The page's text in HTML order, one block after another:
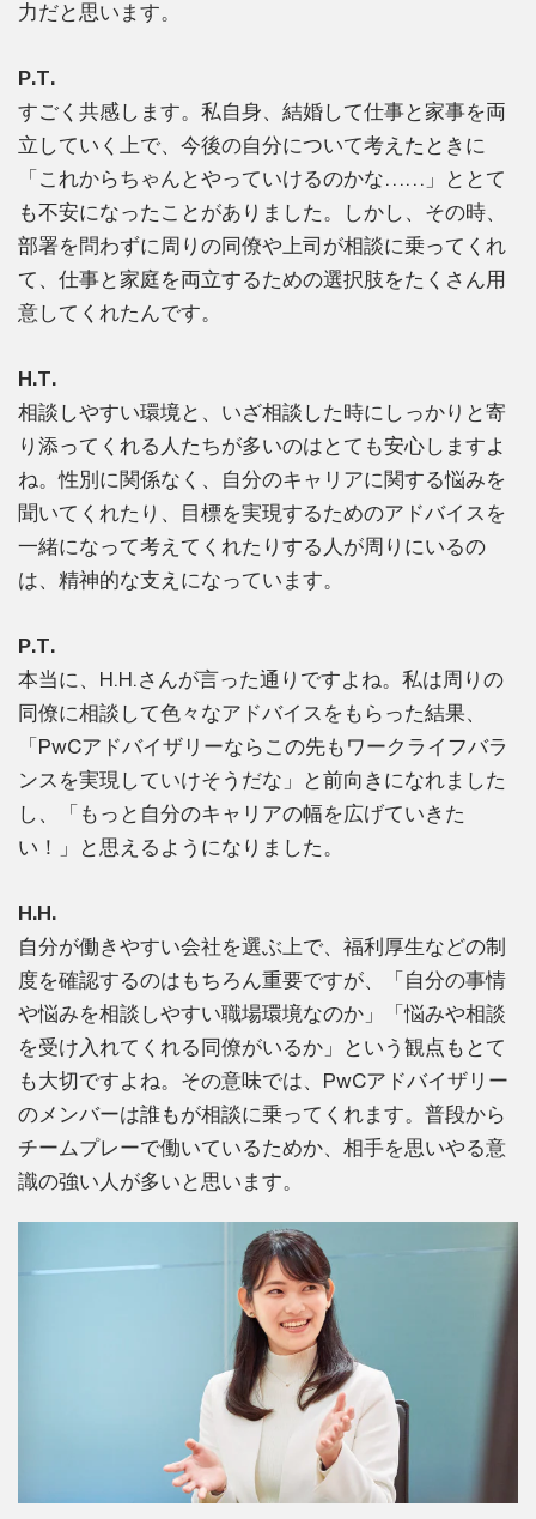
力だと思います。
P.T.
すごく共感します。私自身、結婚して仕事と家事を両
立していく上で、今後の自分について考えたときに
「これからちゃんとやっていけるのかな……」ととて
も不安になったことがありました。しかし、その時、
部署を問わずに周りの同僚や上司が相談に乗ってくれ
て、仕事と家庭を両立するための選択肢をたくさん用
意してくれたんです。
H.T.
相談しやすい環境と、いざ相談した時にしっかりと寄
り添ってくれる人たちが多いのはとても安心しますよ
ね。性別に関係なく、自分のキャリアに関する悩みを
聞いてくれたり、目標を実現するためのアドバイスを
一緒になって考えてくれたりする人が周りにいるの
は、精神的な支えになっています。
P.T.
本当に、H.H.さんが言った通りですよね。私は周りの
同僚に相談して色々なアドバイスをもらった結果、
「PwCアドバイザリーならこの先もワークライフバラ
ンスを実現していけそうだな」と前向きになれました
し、「もっと自分のキャリアの幅を広げていきた
い！」と思えるようになりました。
H.H.
自分が働きやすい会社を選ぶ上で、福利厚生などの制
度を確認するのはもちろん重要ですが、「自分の事情
や悩みを相談しやすい職場環境なのか」「悩みや相談
を受け入れてくれる同僚がいるか」という観点もとて
も大切ですよね。その意味では、PwCアドバイザリー
のメンバーは誰もが相談に乗ってくれます。普段から
チームプレーで働いているためか、相手を思いやる意
識の強い人が多いと思います。